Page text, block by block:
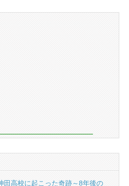
田高校に起こった奇跡～8年後の